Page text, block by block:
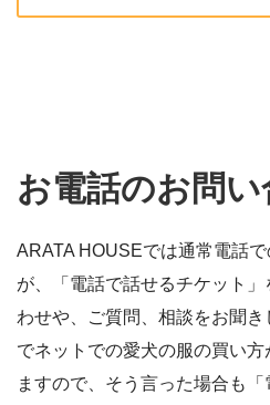
お電話のお問い
ARATA HOUSEでは通常電話
が、「電話で話せるチケット
わせや、ご質問、相談をお聞
でネットでの愛犬の服の買い
ますので、そう言った場合も